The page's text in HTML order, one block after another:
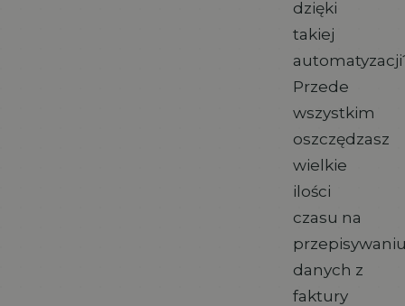
dzięki
takiej
Przede
wszystkim
oszczędzasz
wielkie
ilości
czasu na
danych z
faktury